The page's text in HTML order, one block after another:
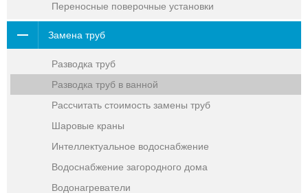
Переносные поверочные установки
Замена труб
Разводка труб
Разводка труб в ванной
Рассчитать стоимость замены труб
Шаровые краны
Интеллектуальное водоснабжение
Водоснабжение загородного дома
Водонагреватели